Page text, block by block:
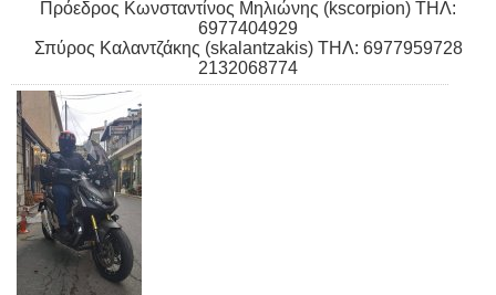
Πρόεδρος Κωνσταντίνος Μηλιώνης (kscorpion) ΤΗΛ:
6977404929
Σπύρος Καλαντζάκης (skalantzakis) ΤΗΛ: 6977959728
2132068774